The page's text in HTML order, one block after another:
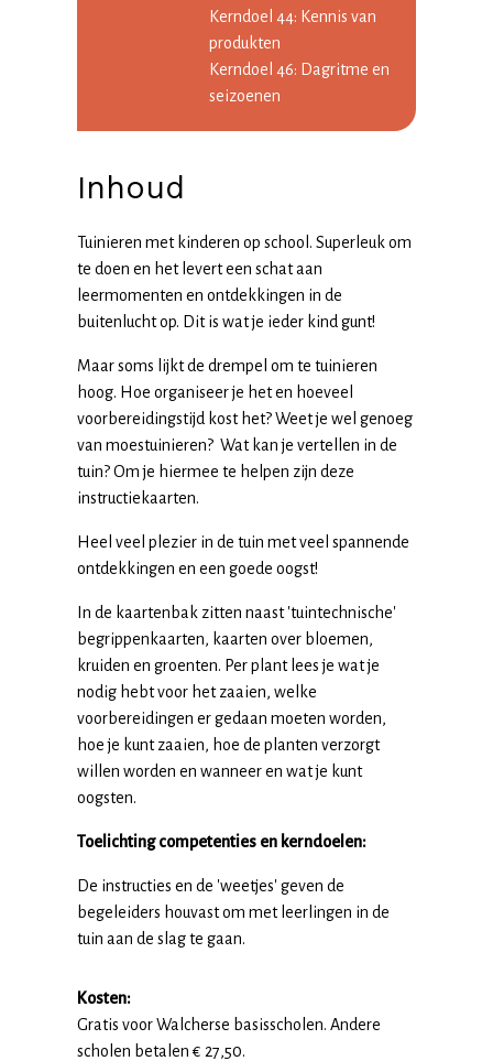
Kerndoel 44: Kennis van
produkten
Kerndoel 46: Dagritme en
seizoenen
Inhoud
Tuinieren met kinderen op school. Superleuk om
te doen en het levert een schat aan
leermomenten en ontdekkingen in de
buitenlucht op. Dit is wat je ieder kind gunt!
Maar soms lijkt de drempel om te tuinieren
hoog. Hoe organiseer je het en hoeveel
voorbereidingstijd kost het? Weet je wel genoeg
van moestuinieren? Wat kan je vertellen in de
tuin? Om je hiermee te helpen zijn deze
instructiekaarten.
Heel veel plezier in de tuin met veel spannende
ontdekkingen en een goede oogst!
In de kaartenbak zitten naast 'tuintechnische'
begrippenkaarten, kaarten over bloemen,
kruiden en groenten. Per plant lees je wat je
nodig hebt voor het zaaien, welke
voorbereidingen er gedaan moeten worden,
hoe je kunt zaaien, hoe de planten verzorgt
willen worden en wanneer en wat je kunt
oogsten.
Toelichting competenties en kerndoelen:
De instructies en de 'weetjes' geven de
begeleiders houvast om met leerlingen in de
tuin aan de slag te gaan.
Kosten:
Gratis voor Walcherse basisscholen. Andere
scholen betalen € 27,50.